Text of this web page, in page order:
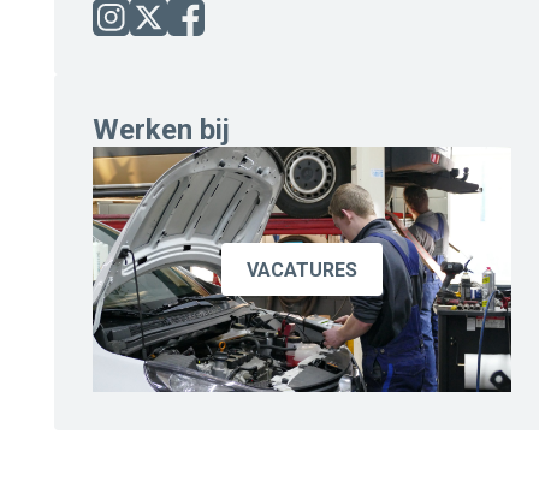
Werken bij
VACATURES